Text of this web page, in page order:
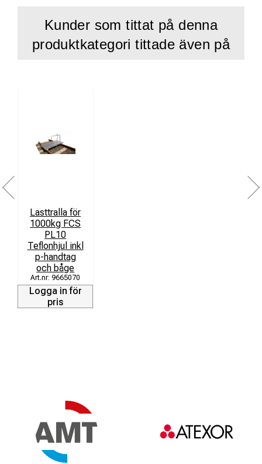
Kunder som tittat på denna
produktkategori tittade även på
Lasttralla för
1000kg FCS
PL10
Teflonhjul inkl
p-handtag
och båge
9665070
Logga in för
pris